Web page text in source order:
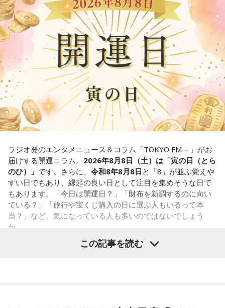
＊
我慢できるのは、あなたが優しくて、まわりを思いやれる証
拠です。あとは少しだけ、自分の本音も大切にしてあげまし
■監修者プロフィール：草彅健太（くさなぎ・けんた）
東京池袋占い館セレーネ所属。メンタルケアカウンセラー。
鑑定件数は若い女性を中心に7,000件を超え、占いイベントや
アプリの監修も手がける。また、イベントMCや声優としての
活動もしており、芸能関係者からの依頼も多い。
Webサイト：
https://selene-uranai.com/
「8」が並ぶことから縁起の良い日というイメージを持つ人も
いますが、暦の上では寅の日にあたるのが最大の特徴です。
先勝で、一般的には午前中が吉、午後は控えめ
に過ごすのが良いという考え方があります。
■寅の日とは？
寅の日とは、12日に一度巡ってくる吉日です。
虎は古くから「千里行って千里帰る」という言い伝えがあ
り、「出ていったものが無事に戻ってくる」と考えられてき
ました。そのため、お金や旅に関する縁起の良い日として親
しまれています。
このことから、寅の日は次のようなタイミングに選ぶ人もい
ます。
・財布を新調する
・財布を使い始める
・旅行や出張へ出発する
ラジオ発のエンタメニュース＆コラム「TOKYO FM＋」がお
届けする開運コラム。 2026年8月8日（土）は「寅の日（とら
のひ）」 です。さらに、 令和8年8月8日 と「8」が並ぶ覚えや
すい日でもあり、縁起の良い日として注目を集めそうな日で
もあります。「今日は開運日？」「財布を新調するのに向い
ている？」「旅行や宝くじ購入の日に選ぶ人もいるって本
当？」など、気になっている人も多いのではないでしょう
か。
寅の日は、古くから金運や旅立ちに縁起が良いとされる吉日
この記事を読む